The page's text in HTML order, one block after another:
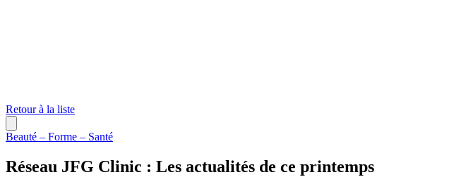
Retour à la liste
Beauté – Forme – Santé
Réseau JFG Clinic : Les actualités de ce printemps